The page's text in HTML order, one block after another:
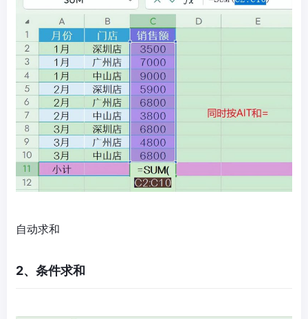
自动求和
2、条件求和